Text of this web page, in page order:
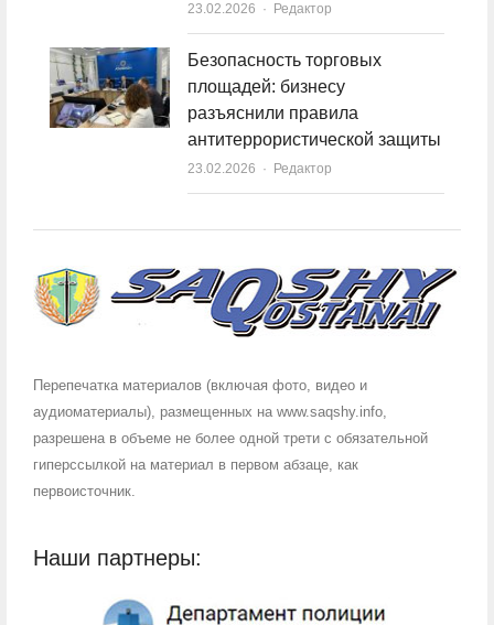
23.02.2026 Author
Редактор
Безопасность торговых
площадей: бизнесу
разъяснили правила
антитеррористической защиты
23.02.2026 Author
Редактор
Перепечатка материалов (включая фото, видео и
аудиоматериалы), размещенных на www.saqshy.info,
разрешена в объеме не более одной трети с обязательной
гиперссылкой на материал в первом абзаце, как
первоисточник.
Наши партнеры: